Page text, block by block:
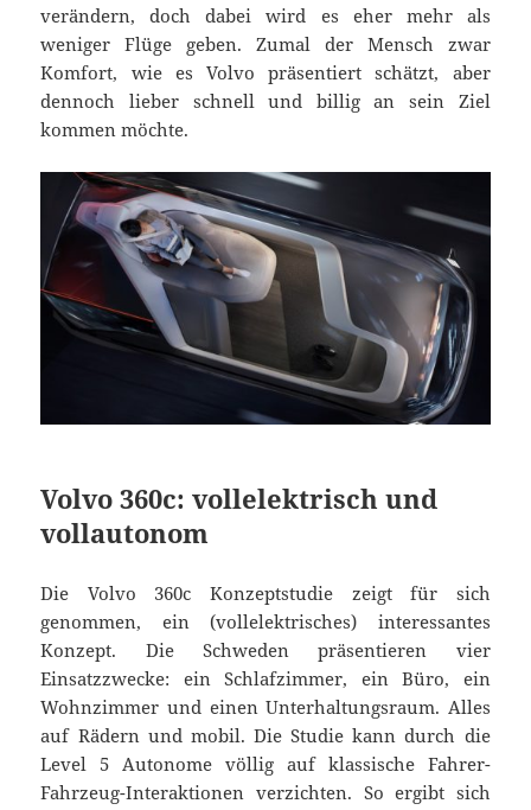
verändern, doch dabei wird es eher mehr als
weniger Flüge geben. Zumal der Mensch zwar
Komfort, wie es Volvo präsentiert schätzt, aber
dennoch lieber schnell und billig an sein Ziel
kommen möchte.
Volvo 360c: vollelektrisch und
vollautonom
Die Volvo 360c Konzeptstudie zeigt für sich
genommen, ein (vollelektrisches) interessantes
Konzept. Die Schweden präsentieren vier
Einsatzzwecke: ein Schlafzimmer, ein Büro, ein
Wohnzimmer und einen Unterhaltungsraum. Alles
auf Rädern und mobil. Die Studie kann durch die
Level 5 Autonome völlig auf klassische Fahrer-
Fahrzeug-Interaktionen verzichten. So ergibt sich